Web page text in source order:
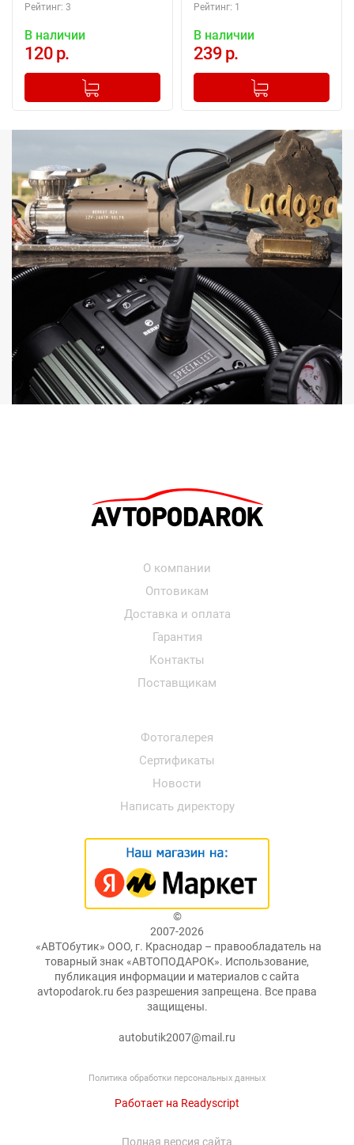
Рейтинг: 3
В наличии
120 р.
+
Добавлено в корзину
Рейтинг: 1
В наличии
239 р.
+
Добавлено в корзину
О компании
Оптовикам
Доставка и оплата
Гарантия
Контакты
Поставщикам
Фотогалерея
Сертификаты
Новости
Написать директору
©
2007-2026
«АВТОбутик» ООО, г. Краснодар – правообладатель на
товарный знак «АВТОПОДАРОК». Использование,
публикация информации и материалов с сайта
avtopodarok.ru без разрешения запрещена. Все права
защищены.
autobutik2007@mail.ru
Политика обработки персональных данных
Работает на Readyscript
Полная версия сайта